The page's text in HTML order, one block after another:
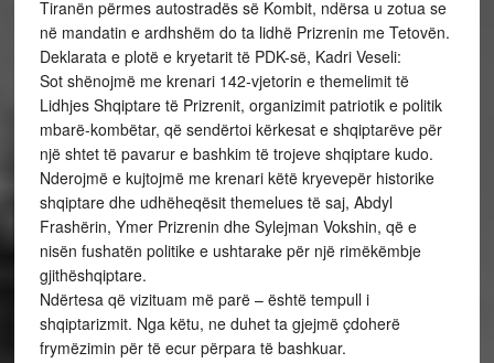
Tiranën përmes autostradës së Kombit, ndërsa u zotua se
në mandatin e ardhshëm do ta lidhë Prizrenin me Tetovën.
Deklarata e plotë e kryetarit të PDK-së, Kadri Veseli:
Sot shënojmë me krenari 142-vjetorin e themelimit të
Lidhjes Shqiptare të Prizrenit, organizimit patriotik e politik
mbarë-kombëtar, që sendërtoi kërkesat e shqiptarëve për
një shtet të pavarur e bashkim të trojeve shqiptare kudo.
Nderojmë e kujtojmë me krenari këtë kryevepër historike
shqiptare dhe udhëheqësit themelues të saj, Abdyl
Frashërin, Ymer Prizrenin dhe Sylejman Vokshin, që e
nisën fushatën politike e ushtarake për një rimëkëmbje
gjithëshqiptare.
Ndërtesa që vizituam më parë – është tempull i
shqiptarizmit. Nga këtu, ne duhet ta gjejmë çdoherë
frymëzimin për të ecur përpara të bashkuar.